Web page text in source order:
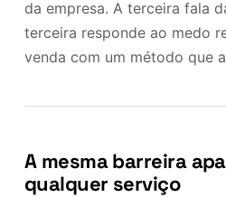
da empresa. A terceira fala
terceira responde ao medo
venda com um método que
A mesma barreira
qualquer serviço